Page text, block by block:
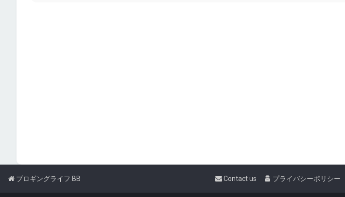
ブロギングライフ BB プライバシーポリシー
Contact us